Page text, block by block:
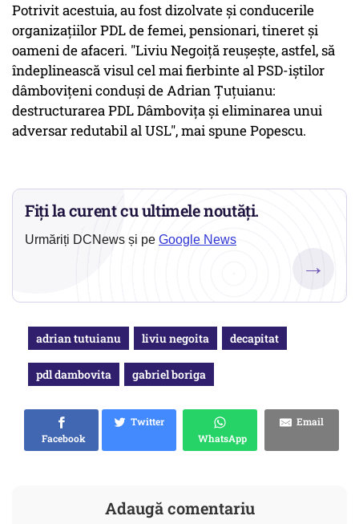
Potrivit acestuia, au fost dizolvate şi conducerile
organizaţiilor PDL de femei, pensionari, tineret şi
oameni de afaceri. "Liviu Negoiţă reuşeşte, astfel, să
îndeplinească visul cel mai fierbinte al PSD-iştilor
dâmboviţeni conduşi de Adrian Ţuţuianu:
destructurarea PDL Dâmboviţa şi eliminarea unui
adversar redutabil al USL", mai spune Popescu.
Fiți la curent cu ultimele noutăți.
Urmăriți DCNews și pe Google News
→
adrian tutuianu liviu negoita decapitat
pdl dambovita gabriel boriga
Facebook
Twitter
WhatsApp
Email
Adaugă comentariu